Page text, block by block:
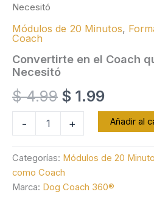
Necesitó
Módulos de 20 Minutos,
Coach
Convertirte en el Coach
Necesitó
$4.99 El
precio
original
era:
$ 4.99.
$ 1.99El
precio
actual
$ 1.99.
-
Coach
Tu
Perro
+ Añadir al
Categorías: Módulos de 20
como Coach
Marca: Dog Coach 360®